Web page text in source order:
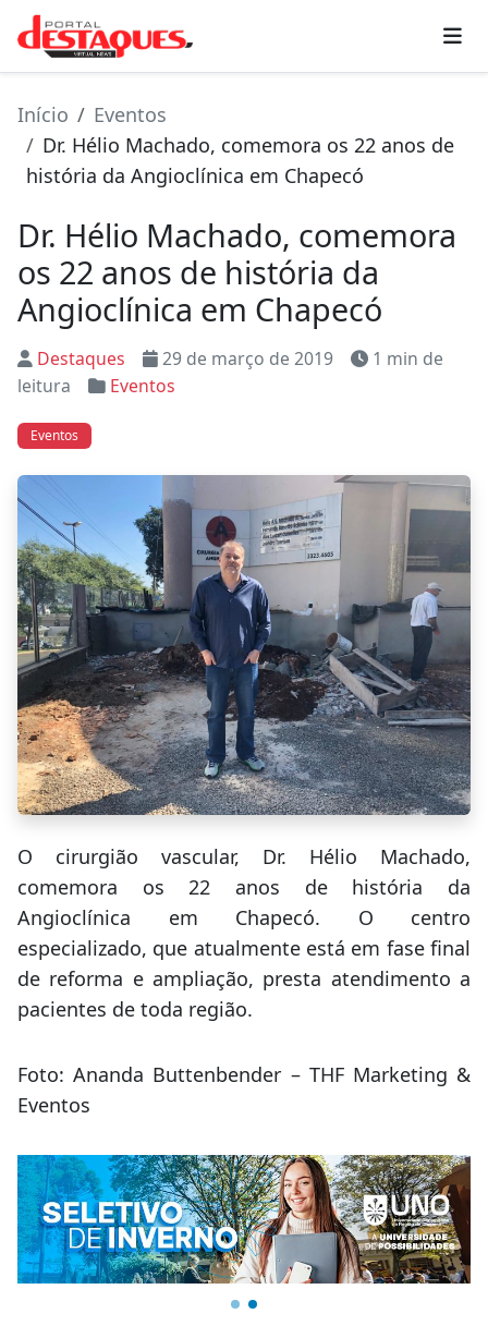
Início
Eventos
Dr. Hélio Machado, comemora os 22 anos de
história da Angioclínica em Chapecó
Dr. Hélio Machado, comemora
os 22 anos de história da
Angioclínica em Chapecó
Destaques 29 de março de 2019
1 min de
leitura
Eventos
Eventos
O cirurgião vascular, Dr. Hélio Machado,
comemora os 22 anos de história da
Angioclínica em Chapecó. O centro
especializado, que atualmente está em fase final
de reforma e ampliação, presta atendimento a
pacientes de toda região.
Foto: Ananda Buttenbender – THF Marketing &
Eventos